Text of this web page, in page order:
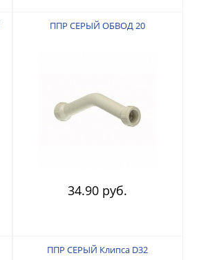
ППР СЕРЫЙ ОБВОД 20
34.90 руб.
ППР СЕРЫЙ Клипса D32